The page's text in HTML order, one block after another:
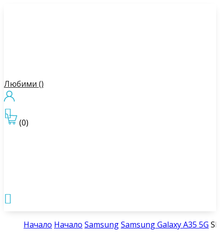
Любими ()
(0)


Начало Начало SamsungSamsung Galaxy A35 5G